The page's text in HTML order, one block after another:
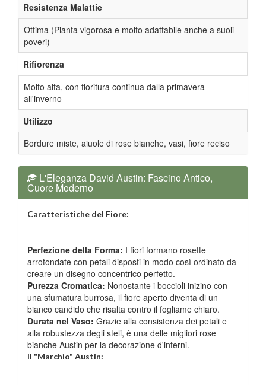
Resistenza Malattie
Ottima (Pianta vigorosa e molto adattabile anche a suoli
poveri)
Rifiorenza
Molto alta, con fioritura continua dalla primavera
all'inverno
Utilizzo
Bordure miste, aiuole di rose bianche, vasi, fiore reciso
L'Eleganza David Austin: Fascino Antico,
Cuore Moderno
Caratteristiche del Fiore:
Perfezione della Forma: I fiori formano rosette
arrotondate con petali disposti in modo così ordinato da
creare un disegno concentrico perfetto.
Purezza Cromatica: Nonostante i boccioli inizino con
una sfumatura burrosa, il fiore aperto diventa di un
bianco candido che risalta contro il fogliame chiaro.
Durata nel Vaso: Grazie alla consistenza dei petali e
alla robustezza degli steli, è una delle migliori rose
bianche Austin per la decorazione d'interni.
Il "Marchio" Austin: